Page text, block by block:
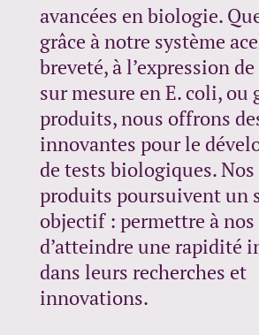
avancées en biologie.
grâce à notre système
breveté, à l’expression
sur mesure en E. coli, ou
produits, nous offrons
innovantes pour le
de tests biologiques.
produits poursuivent un
objectif : permettre à
d’atteindre une rapidité
dans leurs recherches et
innovations.